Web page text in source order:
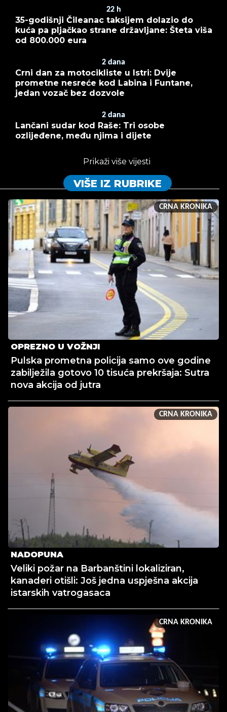
22 h
35-godišnji Čileanac taksijem dolazio do
kuća pa pljačkao strane državljane: Šteta viša
od 800.000 eura
2 dana
Crni dan za motocikliste u Istri: Dvije
prometne nesreće kod Labina i Funtane,
jedan vozač bez dozvole
2 dana
Lančani sudar kod Raše: Tri osobe
ozlijeđene, među njima i dijete
Prikaži više vijesti
VIŠE IZ RUBRIKE
CRNA KRONIKA
OPREZNO U VOŽNJI
Pulska prometna policija samo ove godine
zabilježila gotovo 10 tisuća prekršaja: Sutra
nova akcija od jutra
CRNA KRONIKA
NADOPUNA
Veliki požar na Barbanštini lokaliziran,
kanaderi otišli: Još jedna uspješna akcija
istarskih vatrogasaca
CRNA KRONIKA